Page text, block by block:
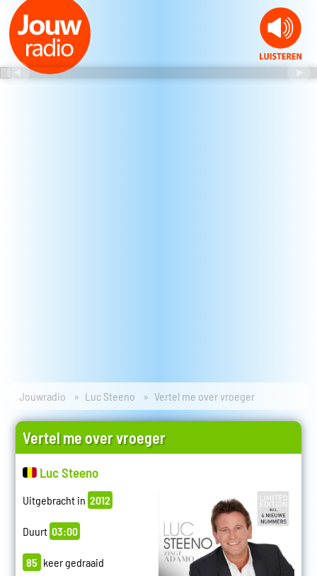
Jouwradio Luc Steeno Vertel me over vroeger
Vertel me over vroeger
Luc Steeno
Uitgebracht in 2012
Duurt 03:00
85 keer gedraaid